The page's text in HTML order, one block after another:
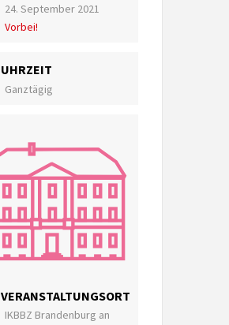
24. September 2021
Vorbei!
UHRZEIT
Ganztägig
VERANSTALTUNGSORT
IKBBZ Brandenburg an